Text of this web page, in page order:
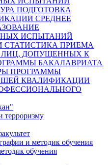
ПОДГОТОВКА
СРЕДНЕЕ
ИСПЫТАНИЙ
ПРИЕМА
ДОПУЩЕННЫХ К
БАКАЛАВРИАТА
ПРОГРАММЫ
КВАЛИФИКАЦИИ
терроризму
и методик обучения
обучения